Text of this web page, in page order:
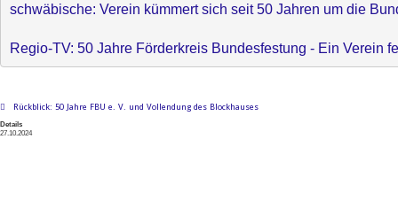
schwäbische: Verein kümmert sich seit 50 Jahren um die
Regio-TV: 50 Jahre Förderkreis Bundesfestung - Ein Verein
Rückblick: 50 Jahre FBU e. V. und Vollendung des Blockhauses
Details
27.10.2024